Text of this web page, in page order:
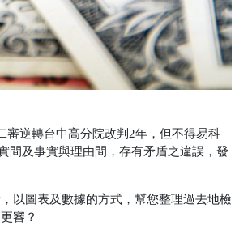
審逆轉台中高分院改判2年，但不得易科
間及事實與理由間，存有矛盾之違誤，發
以圖表及數據的方式，幫您整理過去地檢
審？